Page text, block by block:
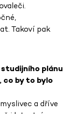
Takoví pak
plánu
co by to bylo
a dříve